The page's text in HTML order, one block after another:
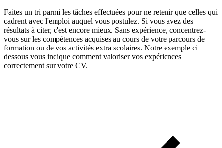
Faites un tri parmi les tâches effectuées pour ne retenir que celles qui
cadrent avec l'emploi auquel vous postulez. Si vous avez des
résultats à citer, c'est encore mieux. Sans expérience, concentrez-
vous sur les compétences acquises au cours de votre parcours de
formation ou de vos activités extra-scolaires. Notre exemple ci-
dessous vous indique comment valoriser vos expériences
correctement sur votre CV.